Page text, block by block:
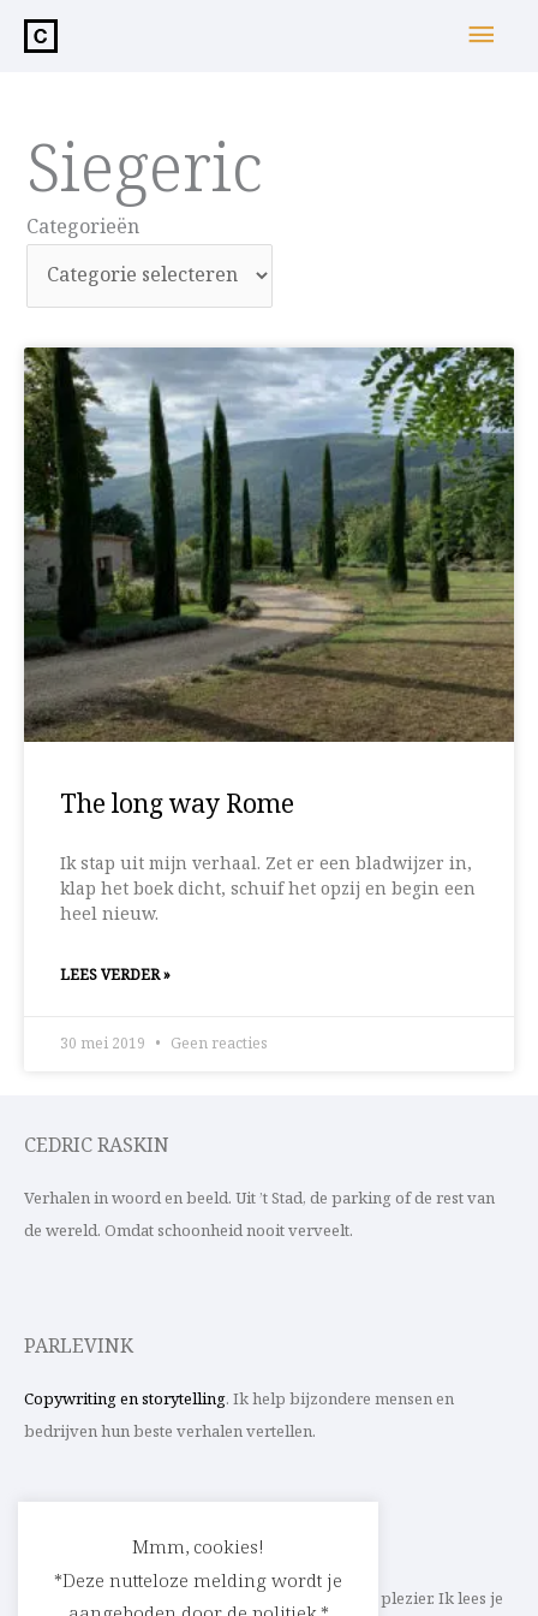
inhoud
Siegeric
Categorieën
Categorieën
The long way Rome
Ik stap uit mijn verhaal. Zet er een bladwijzer in,
klap het boek dicht, schuif het opzij en begin een
heel nieuw.
LEES VERDER »
30 mei 2019 Geen reacties
CEDRIC RASKIN
Verhalen in woord en beeld. Uit ’t Stad, de parking of de rest van
de wereld. Omdat schoonheid nooit verveelt.
PARLEVINK
Copywriting en storytelling. Ik help bijzondere mensen en
bedrijven hun beste verhalen vertellen.
Schrijf ik straks mee aan jouw verhaal? Met veel plezier. Ik lees je
Mmm, cookies!
*Deze nutteloze melding wordt je